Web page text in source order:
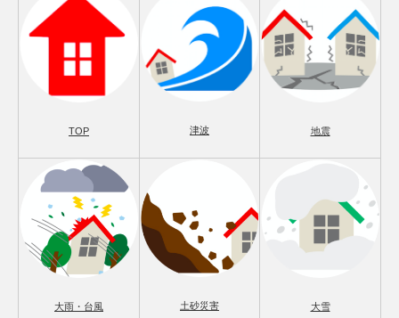
TOP 津波 地震
大雨・台風 土砂災害 大雪